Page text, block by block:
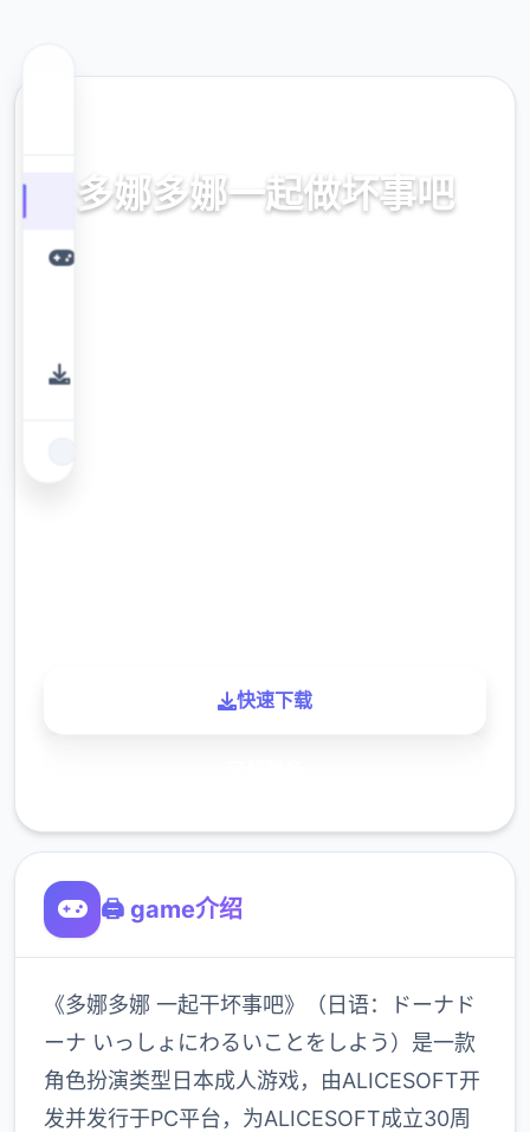
多娜多娜一起做坏事吧
官方中文，中文下载，中文入口，官网入口，
快速下载
🖨️ game介绍
《多娜多娜 一起干坏事吧》（日语：ドーナド
ーナ いっしょにわるいことをしよう）是一款
角色扮演类型日本成人游戏，由ALICESOFT开
发并发行于PC平台，为ALICESOFT成立30周